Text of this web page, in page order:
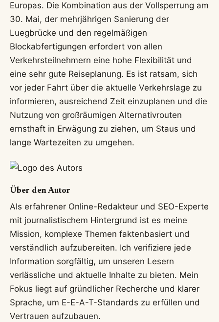
Europas. Die Kombination aus der Vollsperrung am
30. Mai, der mehrjährigen Sanierung der
Luegbrücke und den regelmäßigen
Blockabfertigungen erfordert von allen
Verkehrsteilnehmern eine hohe Flexibilität und
eine sehr gute Reiseplanung. Es ist ratsam, sich
vor jeder Fahrt über die aktuelle Verkehrslage zu
informieren, ausreichend Zeit einzuplanen und die
Nutzung von großräumigen Alternativrouten
ernsthaft in Erwägung zu ziehen, um Staus und
lange Wartezeiten zu umgehen.
Über den Autor
Als erfahrener Online-Redakteur und SEO-Experte
mit journalistischem Hintergrund ist es meine
Mission, komplexe Themen faktenbasiert und
verständlich aufzubereiten. Ich verifiziere jede
Information sorgfältig, um unseren Lesern
verlässliche und aktuelle Inhalte zu bieten. Mein
Fokus liegt auf gründlicher Recherche und klarer
Sprache, um E-E-A-T-Standards zu erfüllen und
Vertrauen aufzubauen.